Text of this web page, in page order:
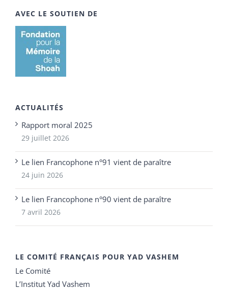
AVEC LE SOUTIEN DE
ACTUALITÉS
Rapport moral 2025
29 juillet 2026
Le lien Francophone n°91 vient de paraître
24 juin 2026
Le lien Francophone n°90 vient de paraître
7 avril 2026
LE COMITÉ FRANÇAIS POUR YAD VASHEM
Le Comité
L’Institut Yad Vashem